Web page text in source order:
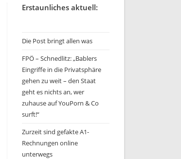
Erstaunliches aktuell:
Die Post bringt allen was
FPÖ – Schnedlitz: „Bablers
Eingriffe in die Privatsphäre
gehen zu weit – den Staat
geht es nichts an, wer
zuhause auf YouPorn & Co
surft!“
Zurzeit sind gefakte A1-
Rechnungen online
unterwegs